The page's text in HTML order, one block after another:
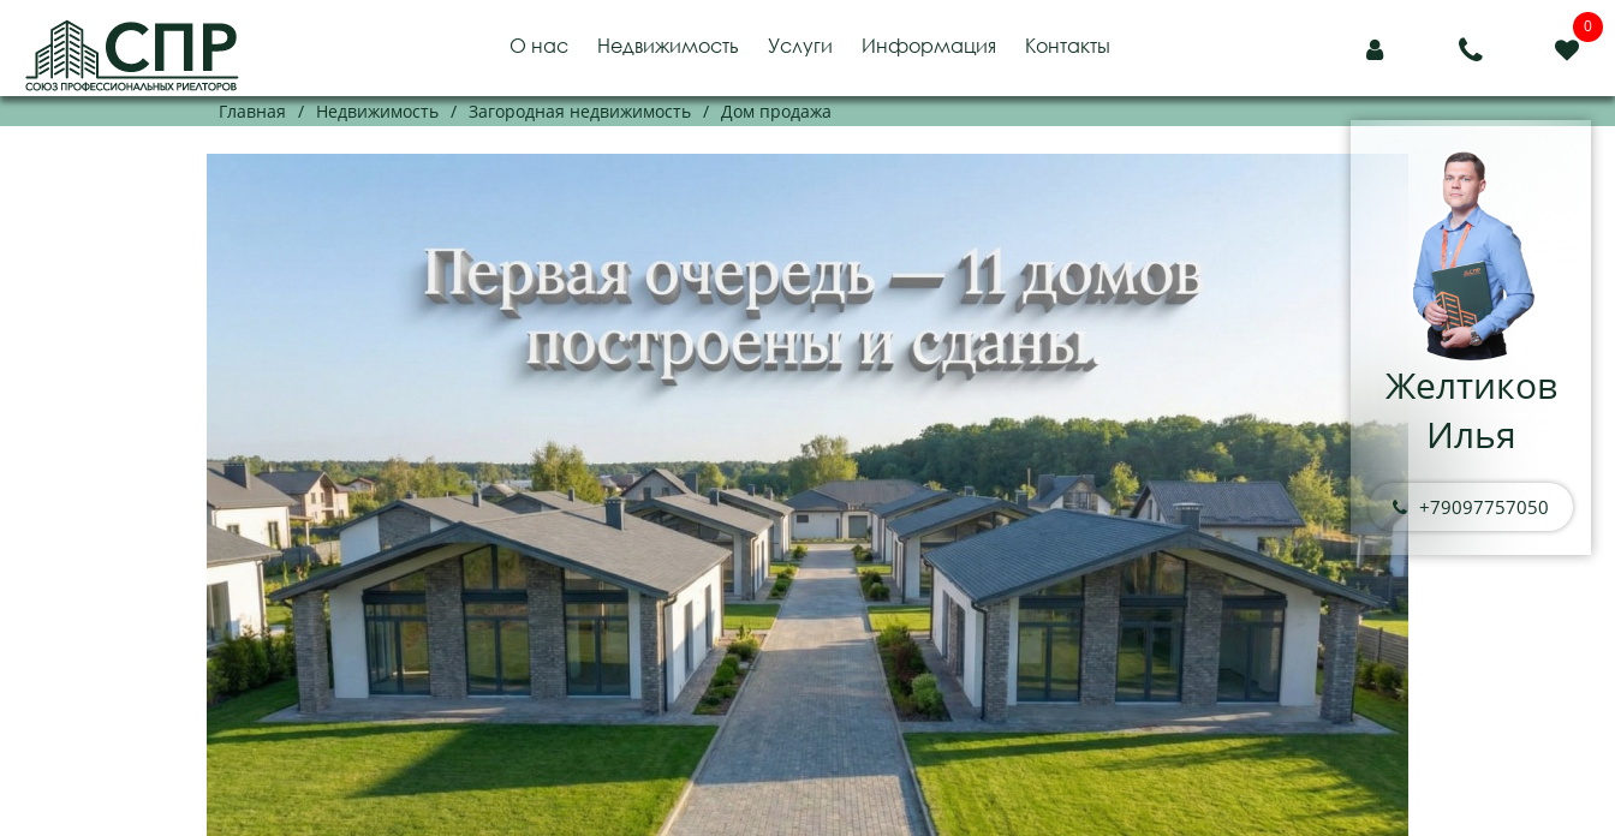
О нас Недвижимость Услуги Информация Контакты 
0


Главная / Недвижимость / Загородная недвижимость / Дом продажа
Желтиков
Илья
+79097757050